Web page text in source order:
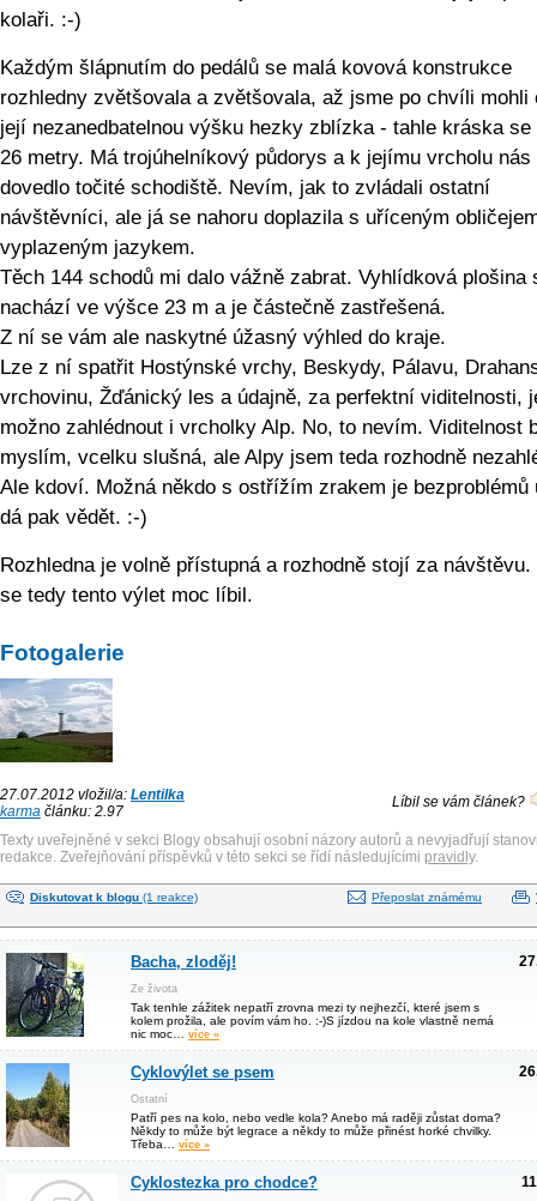
kolaři. :-)
Každým šlápnutím do pedálů se malá kovová konstrukce
rozhledny zvětšovala a zvětšovala, až jsme po chvíli mohli
její nezanedbatelnou výšku hezky zblízka - tahle kráska
26 metry. Má trojúhelníkový půdorys a k jejímu vrcholu nás
dovedlo točité schodiště. Nevím, jak to zvládali ostatní
návštěvníci, ale já se nahoru doplazila s uříceným
vyplazeným jazykem.
Těch 144 schodů mi dalo vážně zabrat. Vyhlídková plošina
nachází ve výšce 23 m a je částečně zastřešená.
Z ní se vám ale naskytné úžasný výhled do kraje.
Lze z ní spatřit Hostýnské vrchy, Beskydy, Pálavu,
vrchovinu, Žďánický les a údajně, za perfektní viditelnosti,
možno zahlédnout i vrcholky Alp. No, to nevím. Viditelnost
myslím, vcelku slušná, ale Alpy jsem teda rozhodně
Ale kdoví. Možná někdo s ostřížím zrakem je bezproblémů
dá pak vědět. :-)
Rozhledna je volně přístupná a rozhodně stojí za návštěvu.
se tedy tento výlet moc líbil.
Fotogalerie
27.07.2012 vložil/a: Lentilka
karma článku: 2.97
Líbil se vám článek?
Texty uveřejněné v sekci Blogy obsahují osobní názory autorů a nevyjadřují
redakce. Zveřejňování příspěvků v této sekci se řídí následujícími pravidly.
Diskutovat k blogu (1 reakce) Přeposlat známému
Bacha, zloděj!
Ze života
Tak tenhle zážitek nepatří zrovna mezi ty nejhezčí, které jsem s
kolem prožila, ale povím vám ho. :-)S jízdou na kole vlastně nemá
nic moc… více »
Cyklovýlet se psem
Ostatní
Patří pes na kolo, nebo vedle kola? Anebo má raději zůstat doma?
Někdy to může být legrace a někdy to může přinést horké chvilky.
Třeba… více »
Cyklostezka pro chodce?